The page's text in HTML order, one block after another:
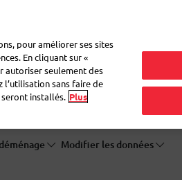
du courrier Logistique FAQ
Modifier les données
pour améliorer ses sites
En cliquant sur «
autoriser seulement des
l’utilisation sans faire de
installés. Plus